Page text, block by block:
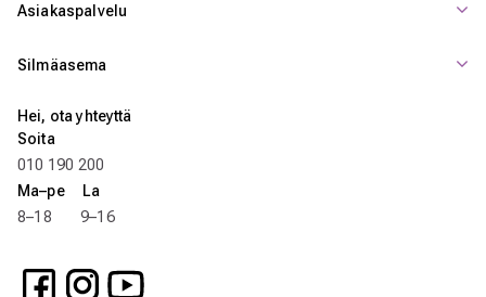
Asiakaspalvelu
Silmäasema
Hei, ota yhteyttä
Soita
010 190 200
Ma–pe La
8–18 9–16